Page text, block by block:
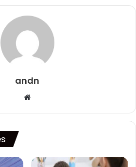
andn
Website